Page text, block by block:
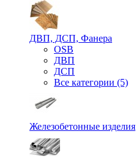
ДВП, ДСП, Фанера
OSB
ДВП
ДСП
Все категории (5)
Железобетонные изделия